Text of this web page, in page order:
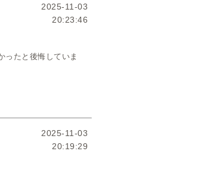
2025-11-03
20:23:46
ったと後悔していま
2025-11-03
20:19:29